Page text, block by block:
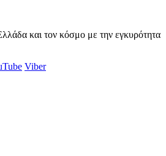
και τον κόσμο με την εγκυρότητα
Viber